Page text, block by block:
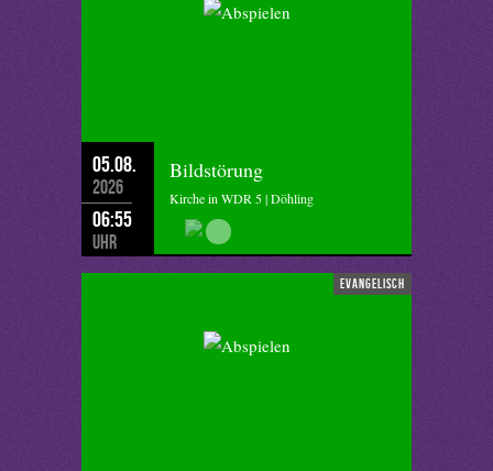
05.08.
2026
06:55
Uhr
Bildstörung
Kirche in WDR 5 | Döhling
evangelisch